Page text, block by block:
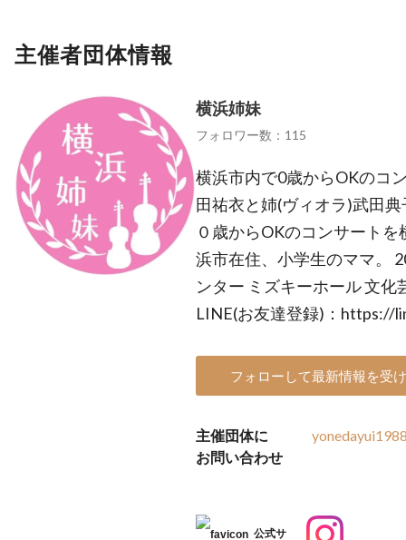
主催者団体情報
横浜姉妹
フォロワー数：115
横浜市内で0歳からOKのコ
田祐衣と姉(ヴィオラ)武田
０歳からOKのコンサート
浜市在住、小学生のママ。
ンター ミズキーホール 文
LINE(お友達登録)：https://
フォローして最新情報を受
主催団体に
お問い合わせ
公式サ